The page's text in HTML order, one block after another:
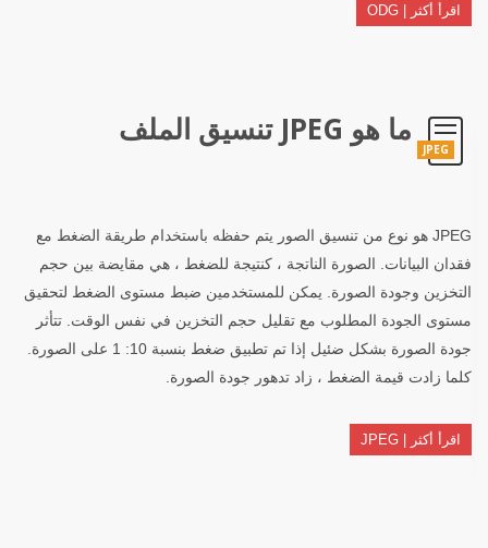
اقرأ أكثر | ODG
JPEG
ما هو JPEG تنسيق الملف
JPEG هو نوع من تنسيق الصور يتم حفظه باستخدام طريقة الضغط مع
فقدان البيانات. الصورة الناتجة ، كنتيجة للضغط ، هي مقايضة بين حجم
التخزين وجودة الصورة. يمكن للمستخدمين ضبط مستوى الضغط لتحقيق
مستوى الجودة المطلوب مع تقليل حجم التخزين في نفس الوقت. تتأثر
جودة الصورة بشكل ضئيل إذا تم تطبيق ضغط بنسبة 10: 1 على الصورة.
كلما زادت قيمة الضغط ، زاد تدهور جودة الصورة.
اقرأ أكثر | JPEG